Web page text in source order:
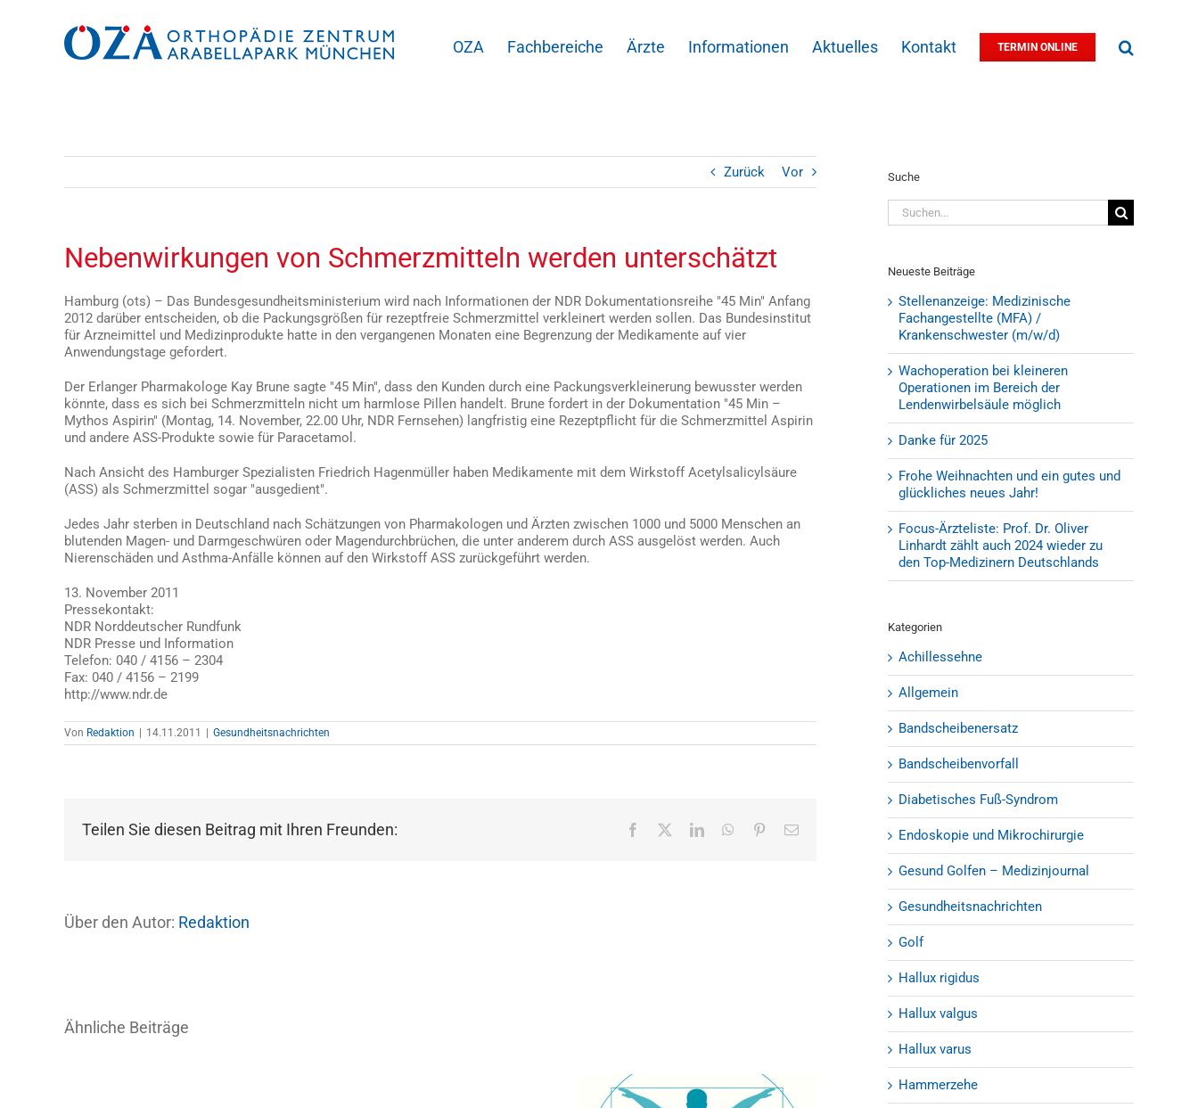
OZA Fachbereiche Ärzte Informationen Aktuelles Kontakt TERMIN ONLINE
Zurück Vor
Nebenwirkungen von Schmerzmitteln werden unterschätzt
Hamburg (ots) – Das Bundesgesundheitsministerium wird nach Informationen der NDR Dokumentationsreihe "45 Min" Anfang
2012 darüber entscheiden, ob die Packungsgrößen für rezeptfreie Schmerzmittel verkleinert werden sollen. Das Bundesinstitut
für Arzneimittel und Medizinprodukte hatte in den vergangenen Monaten eine Begrenzung der Medikamente auf vier
Anwendungstage gefordert.
Der Erlanger Pharmakologe Kay Brune sagte "45 Min", dass den Kunden durch eine Packungsverkleinerung bewusster werden
könnte, dass es sich bei Schmerzmitteln nicht um harmlose Pillen handelt. Brune fordert in der Dokumentation "45 Min –
Mythos Aspirin" (Montag, 14. November, 22.00 Uhr, NDR Fernsehen) langfristig eine Rezeptpflicht für die Schmerzmittel Aspirin
und andere ASS-Produkte sowie für Paracetamol.
Nach Ansicht des Hamburger Spezialisten Friedrich Hagenmüller haben Medikamente mit dem Wirkstoff Acetylsalicylsäure
(ASS) als Schmerzmittel sogar "ausgedient".
Jedes Jahr sterben in Deutschland nach Schätzungen von Pharmakologen und Ärzten zwischen 1000 und 5000 Menschen an
blutenden Magen- und Darmgeschwüren oder Magendurchbrüchen, die unter anderem durch ASS ausgelöst werden. Auch
Nierenschäden und Asthma-Anfälle können auf den Wirkstoff ASS zurückgeführt werden.
13. November 2011
Pressekontakt:
NDR Norddeutscher Rundfunk
NDR Presse und Information
Telefon: 040 / 4156 – 2304
Fax: 040 / 4156 – 2199
http://www.ndr.de
Von Redaktion | 14.11.2011 | Gesundheitsnachrichten
Teilen Sie diesen Beitrag mit Ihren Freunden: Facebook LinkedInWhatsApp
Pinterest
E-
Über den Autor: Redaktion
Ähnliche Beiträge
Suche
Suche
nach:
Neueste Beiträge
Stellenanzeige: Medizinische
Fachangestellte (MFA) /
Krankenschwester (m/w/d)
Wachoperation bei kleineren
Operationen im Bereich der
Lendenwirbelsäule möglich
Danke für 2025
Frohe Weihnachten und ein gutes und
glückliches neues Jahr!
Focus-Ärzteliste: Prof. Dr. Oliver
Linhardt zählt auch 2024 wieder zu
den Top-Medizinern Deutschlands
Kategorien
Achillessehne
Allgemein
Bandscheibenersatz
Bandscheibenvorfall
Diabetisches Fuß-Syndrom
Endoskopie und Mikrochirurgie
Gesund Golfen – Medizinjournal
Gesundheitsnachrichten
Golf
Hallux rigidus
Hallux valgus
Hallux varus
Hammerzehe